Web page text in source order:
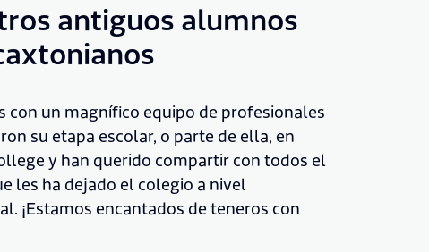
antiguos alumnos
con un magnífico equipo de profesionales
su etapa escolar, o parte de ella, en
y han querido compartir con todos el
les ha dejado el colegio a nivel
¡Estamos encantados de teneros con